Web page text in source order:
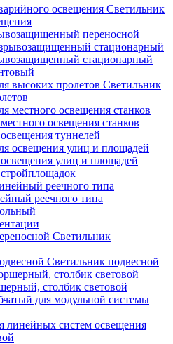
Светильник
переносной
стационарный
Светильник
освещения станков
туннелей
улиц и площадей
реечного типа
Светильник
Светильник подвесной
столбик световой
для модульной системы
линейных систем освещения